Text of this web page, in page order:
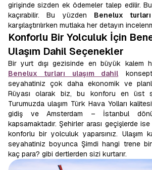
girişinde sizden ek ödemeler talep edilir.
kaçırabilir. Bu yüzden Benelux
karşılaştırılırken mutlaka her detayın
Konforlu Bir Yolculuk İçin
Ulaşım Dahil Seçenekler
Bir yurt dışı gezisinde en büyük kalem
Benelux turları ulaşım dahil
seyahatiniz çok daha ekonomik ve
Rüyası olarak biz, bu konforu en üst
Turumuzda ulaşım Türk Hava Yolları
gidiş ve Amsterdam – İstanbul
kapsamaktadır. Şehirler arası geçişlerde
konforlu bir yolculuk yaparsınız. Ulaşım
seyahatiniz boyunca Şimdi hangi trene
kaç para? gibi dertlerden sizi kurtarır.